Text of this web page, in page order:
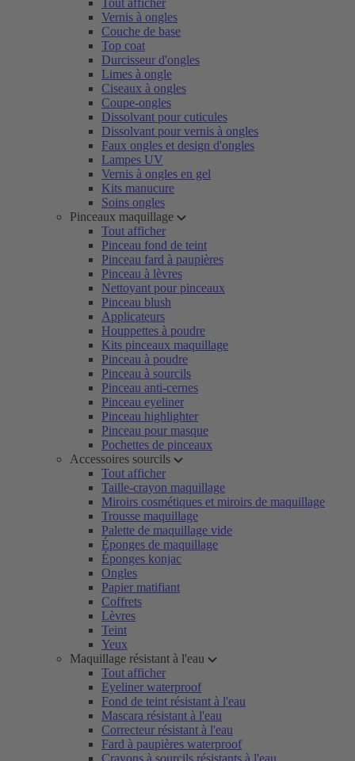
Tout afficher
Vernis à ongles
Couche de base
Top coat
Durcisseur d'ongles
Limes à ongle
Ciseaux à ongles
Coupe-ongles
Dissolvant pour cuticules
Dissolvant pour vernis à ongles
Faux ongles et design d'ongles
Lampes UV
Vernis à ongles en gel
Kits manucure
Soins ongles
Pinceaux maquillage
Tout afficher
Pinceau fond de teint
Pinceau fard à paupières
Pinceau à lèvres
Nettoyant pour pinceaux
Pinceau blush
Applicateurs
Houppettes à poudre
Kits pinceaux maquillage
Pinceau à poudre
Pinceau à sourcils
Pinceau anti-cernes
Pinceau eyeliner
Pinceau highlighter
Pinceau pour masque
Pochettes de pinceaux
Accessoires sourcils
Tout afficher
Taille-crayon maquillage
Miroirs cosmétiques et miroirs de maquillage
Trousse maquillage
Palette de maquillage vide
Éponges de maquillage
Éponges konjac
Ongles
Papier matifiant
Coffrets
Lèvres
Teint
Yeux
Maquillage résistant à l'eau
Tout afficher
Eyeliner waterproof
Fond de teint résistant à l'eau
Mascara résistant à l'eau
Correcteur résistant à l'eau
Fard à paupières waterproof
Crayons à sourcils résistants à l'eau